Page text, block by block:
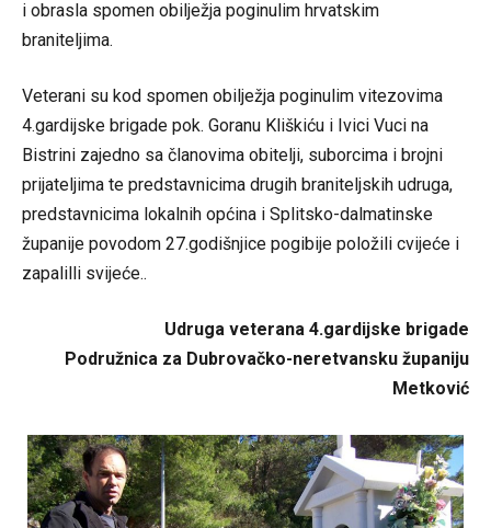
i obrasla spomen obilježja poginulim hrvatskim
braniteljima.
Veterani su kod spomen obilježja poginulim vitezovima
4.gardijske brigade pok. Goranu Kliškiću i Ivici Vuci na
Bistrini zajedno sa članovima obitelji, suborcima i brojni
prijateljima te predstavnicima drugih braniteljskih udruga,
predstavnicima lokalnih općina i Splitsko-dalmatinske
županije povodom 27.godišnjice pogibije položili cvijeće i
zapalilli svijeće..
Udruga veterana 4.gardijske brigade
Podružnica za Dubrovačko-neretvansku županiju
Metković